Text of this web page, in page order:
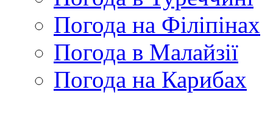
Погода на Філіпінах
Погода в Малайзії
Погода на Карибах